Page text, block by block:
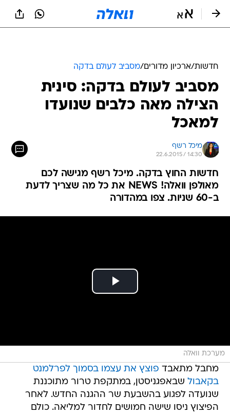
חדשות/ארכיון מדורים/מסביב לעולם בדקה
מסביב לעולם בדקה: סינית
הצילה מאה כלבים שנועדו
למאכל
מיכל רשף
22.6.2015 / 14:30
חדשות החוץ בדקה. מיכל רשף מגישה לכם
מאולפן וואלה! NEWS את כל מה שצריך לדעת
ב-60 שניות. צפו במהדורה
מערכת וואלה
מחבל מתאבד פוצץ את עצמו בסמוך לפרלמנט
בקאבול שבאפגניסטן, במתקפת טרור מתוכננת
שנועדה לפגוע בהשבעת שר ההגנה החדש. לאחר
הפיצוץ ניסו שישה חמושים לחדור למליאה. כולם